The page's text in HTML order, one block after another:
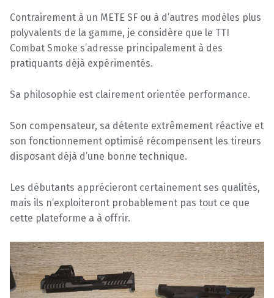
Contrairement à un METE SF ou à d’autres modèles plus
polyvalents de la gamme, je considère que le TTI
Combat Smoke s’adresse principalement à des
pratiquants déjà expérimentés.
Sa philosophie est clairement orientée performance.
Son compensateur, sa détente extrêmement réactive et
son fonctionnement optimisé récompensent les tireurs
disposant déjà d’une bonne technique.
Les débutants apprécieront certainement ses qualités,
mais ils n’exploiteront probablement pas tout ce que
cette plateforme a à offrir.